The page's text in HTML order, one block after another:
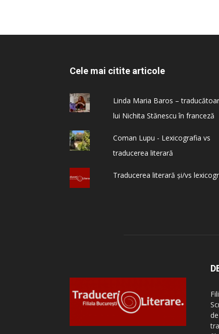
Cele mai citite articole
Linda Maria Baros –
lui Nichita Stănescu în franceză
Coman Lupu - Lexicografia vs
traducerea literară
Traducerea literară și/vs